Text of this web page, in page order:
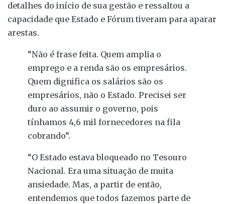
detalhes do início de sua gestão e ressaltou a
capacidade que Estado e Fórum tiveram para aparar
arestas.
“Não é frase feita. Quem amplia o
emprego e a renda são os empresários.
Quem dignifica os salários são os
empresários, não o Estado. Precisei ser
duro ao assumir o governo, pois
tínhamos 4,6 mil fornecedores na fila
cobrando”.
“O Estado estava bloqueado no Tesouro
Nacional. Era uma situação de muita
ansiedade. Mas, a partir de então,
entendemos que todos fazemos parte de